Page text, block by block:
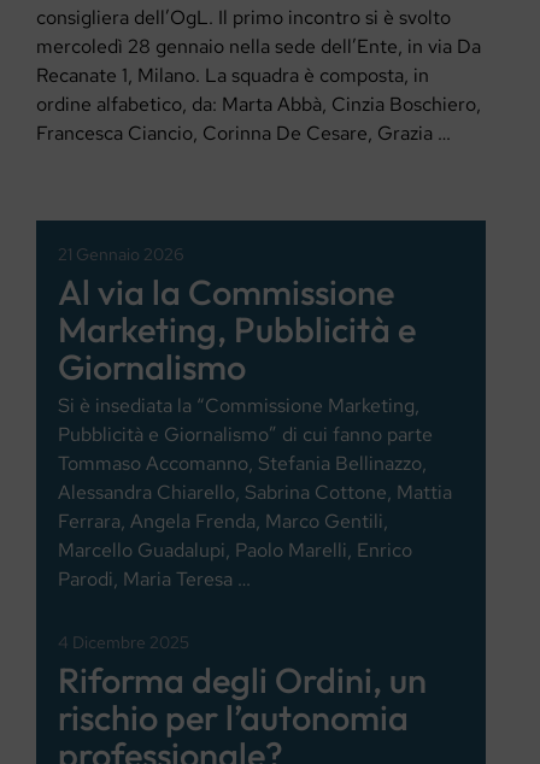
consigliera dell’OgL. Il primo incontro si è svolto
mercoledì 28 gennaio nella sede dell’Ente, in via Da
Recanate 1, Milano. La squadra è composta, in
ordine alfabetico, da: Marta Abbà, Cinzia Boschiero,
Francesca Ciancio, Corinna De Cesare, Grazia …
21 Gennaio 2026
Al via la Commissione
Marketing, Pubblicità e
Giornalismo
Si è insediata la “Commissione Marketing,
Pubblicità e Giornalismo” di cui fanno parte
Tommaso Accomanno, Stefania Bellinazzo,
Alessandra Chiarello, Sabrina Cottone, Mattia
Ferrara, Angela Frenda, Marco Gentili,
Marcello Guadalupi, Paolo Marelli, Enrico
Parodi, Maria Teresa …
4 Dicembre 2025
Riforma degli Ordini, un
rischio per l’autonomia
professionale?